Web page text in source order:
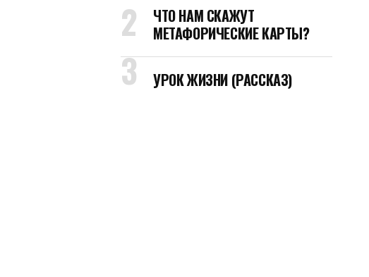
ЧТО НАМ СКАЖУТ
МЕТАФОРИЧЕСКИЕ КАРТЫ?
УРОК ЖИЗНИ (РАССКАЗ)